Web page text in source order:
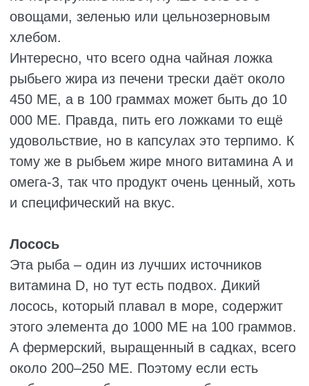
облучают грибы ультрафиолетом, и тогда в
них становится 450–600 МЕ элемента.
Обычно это написано на упаковке. Грибы
хороши для веганов и тех, кто не ест рыбу.
Но лесные нужно уметь собирать или
покупать у проверенных людей, чтобы не
отравиться.
Яйца
В куриных яйцах витамин D содержится в
желтке, его там около 40 МЕ. Если куриц
кормили специальным кормом, то витамина
может быть в несколько раз больше. В
перепелиных яйцах совсем мало, около 5
МЕ на штуку.
витамина D, но как приятное дополнение к
завтраку они вполне подойдут. В них много
белка и других полезных элементов.
Молочные продукты
В обычном молоке витамина D почти нет,
около 25 МЕ на литр. Но многие
производители специально добавляют его в
может быть до 400 МЕ на литр, а в йогурте